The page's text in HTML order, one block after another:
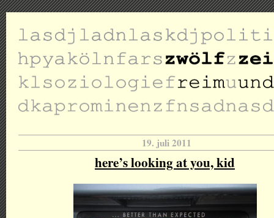
19. juli 2011
here’s looking at you, kid